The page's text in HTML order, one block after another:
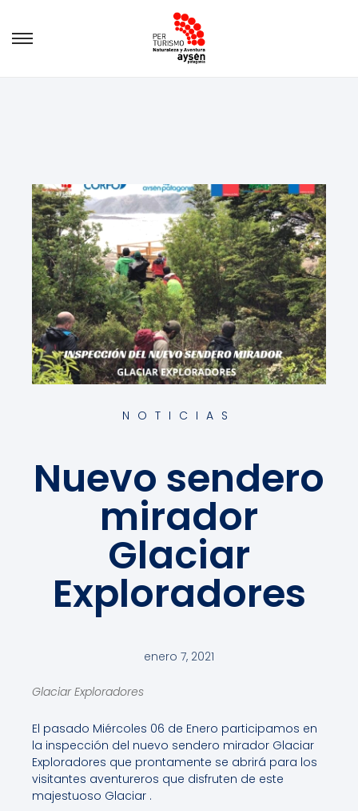
NOTICIAS
Nuevo sendero
mirador
Glaciar
Exploradores
enero 7, 2021
Glaciar Exploradores
El pasado Miércoles 06 de Enero participamos en
la inspección del nuevo sendero mirador Glaciar
Exploradores que prontamente se abrirá para los
visitantes aventureros que disfruten de este
majestuoso Glaciar .